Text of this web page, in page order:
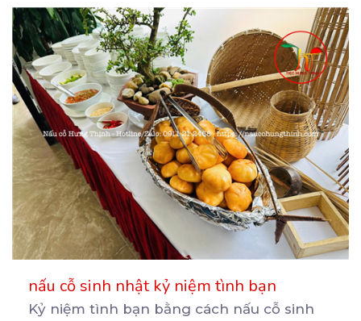
nấu cỗ sinh nhật kỷ niệm tình bạn
Kỷ niệm tình bạn bằng cách nấu cỗ sinh